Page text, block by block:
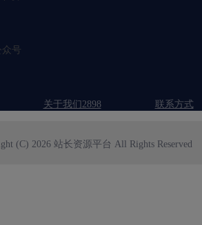
关于我们2898 联系方式
(C) 2026 站长资源平台 All Rights Reserved